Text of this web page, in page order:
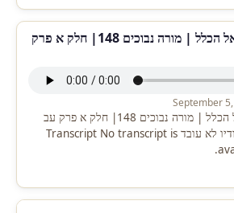
חלקי העולם בטלים אל הכלל | מורה נבוכים 148| חלק א פרק
September
חלקי העולם בטלים אל הכלל | מורה נבוכים 148| חלק א פרק עב
(ט) MN146 חלק מהאודיו לא עובד Transcript No transcript is